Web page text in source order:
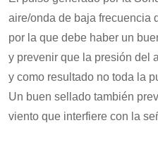
aire/onda de baja frecuencia
por la que debe haber un
y prevenir que la presión del
y como resultado no toda la
Un buen sellado también
viento que interfiere con la